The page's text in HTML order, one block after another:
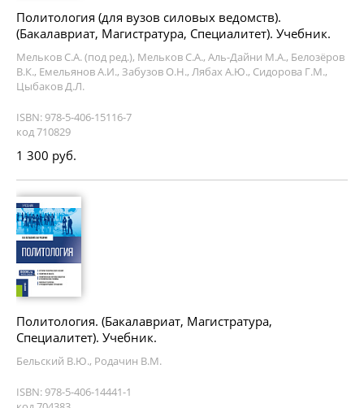
Политология (для вузов силовых ведомств).
(Бакалавриат, Магистратура, Специалитет). Учебник.
Мельков С.А. (под ред.), Мельков С.А., Аль-Дайни М.А., Белозёров
В.К., Емельянов А.И., Забузов О.Н., Лябах А.Ю., Сидорова Г.М.,
Цыбаков Д.Л.
ISBN: 978-5-406-15116-7
код 710829
1 300 руб.
Политология. (Бакалавриат, Магистратура,
Специалитет). Учебник.
Бельский В.Ю., Родачин В.М.
ISBN: 978-5-406-14441-1